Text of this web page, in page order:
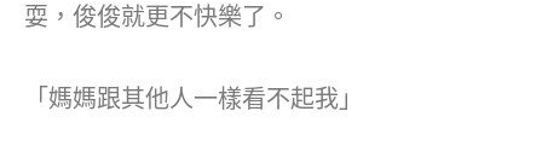
耍，俊俊就更不快樂了。
「媽媽跟其他人一樣看不起我」